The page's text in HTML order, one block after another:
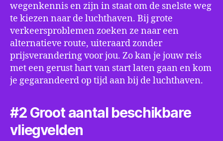
wegenkennis en zijn in staat om de snelste weg
te kiezen naar de luchthaven. Bij grote
verkeersproblemen zoeken ze naar een
alternatieve route, uiteraard zonder
prijsverandering voor jou. Zo kan je jouw reis
met een gerust hart van start laten gaan en kom
je gegarandeerd op tijd aan bij de luchthaven.
#2 Groot aantal beschikbare
vliegvelden